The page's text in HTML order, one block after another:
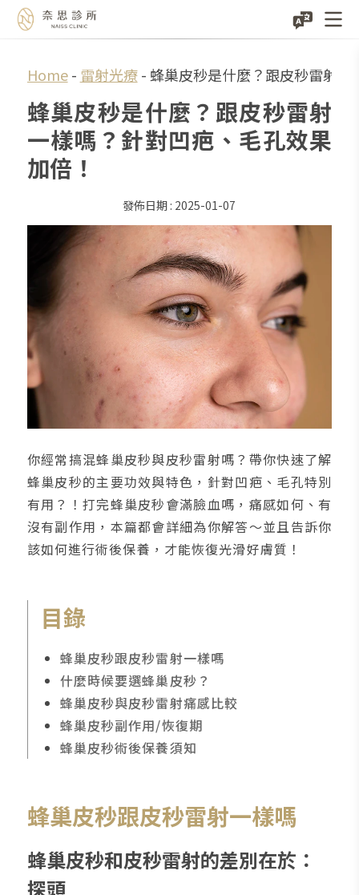
content
Home- 雷射光療- 蜂巢皮秒是什麼？跟皮秒雷射
蜂巢皮秒是什麼？跟皮秒雷射
一樣嗎？針對凹疤、毛孔效果
加倍！
2025-01-07
你經常搞混蜂巢皮秒與皮秒雷射嗎？帶你快速了解
蜂巢皮秒的主要功效與特色，針對凹疤、毛孔特別
有用？！打完蜂巢皮秒會滿臉血嗎，痛感如何、有
沒有副作用，本篇都會詳細為你解答～並且告訴你
該如何進行術後保養，才能恢復光滑好膚質！
目錄
蜂巢皮秒跟皮秒雷射一樣嗎
什麼時候要選蜂巢皮秒？
蜂巢皮秒與皮秒雷射痛感比較
蜂巢皮秒副作用/恢復期
蜂巢皮秒術後保養須知
蜂巢皮秒跟皮秒雷射一樣嗎
蜂巢皮秒和皮秒雷射的差別在於：
探頭